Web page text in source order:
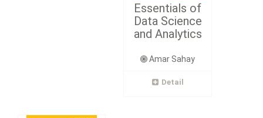
Essentials of
Data Science
and Analytics
Amar Sahay
Detail